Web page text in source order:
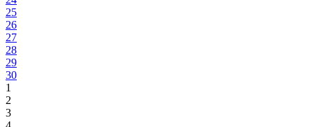
25
26
27
28
29
30
1
2
3